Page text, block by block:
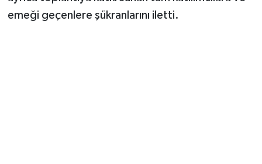
emeği geçenlere şükranlarını iletti.